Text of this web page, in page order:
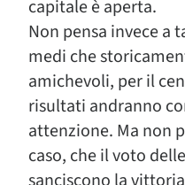
capitale è aperta.
Non pensa invece a
medi che
amichevoli, per il
risultati andranno
attenzione. Ma non
caso, che il voto